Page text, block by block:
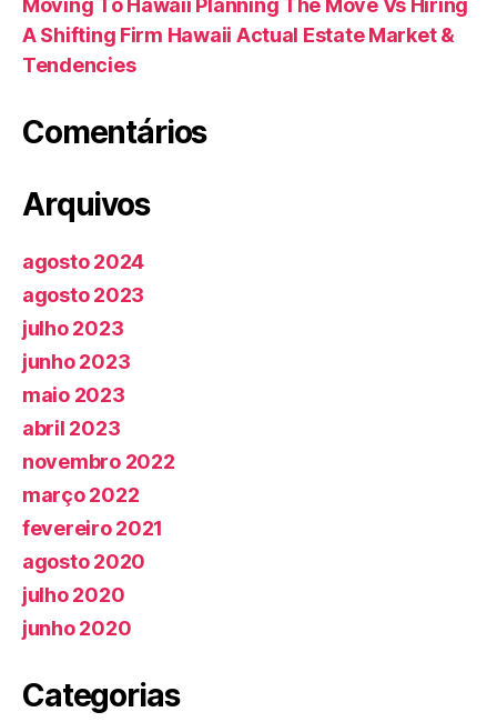
Moving To Hawaii Planning The Move Vs Hiring
A Shifting Firm Hawaii Actual Estate Market &
Tendencies
Comentários
Arquivos
agosto 2024
agosto 2023
julho 2023
junho 2023
maio 2023
abril 2023
novembro 2022
março 2022
fevereiro 2021
agosto 2020
julho 2020
junho 2020
Categorias